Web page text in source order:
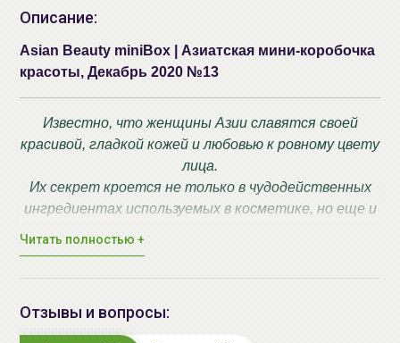
Описание:
Asian Beauty miniBox | Азиатская мини-коробочка
красоты, Декабрь 2020 №13
Известно, что женщины Азии славятся своей
красивой, гладкой кожей и любовью к ровному цвету
лица.
Их секрет кроется не только в чудодейственных
ингредиентах используемых в косметике, но еще и
В ней Вы найдете как полноразмерные версии
продуктов, так и миниатюры, пробники.
Читать полностью +
Отзывы и вопросы: